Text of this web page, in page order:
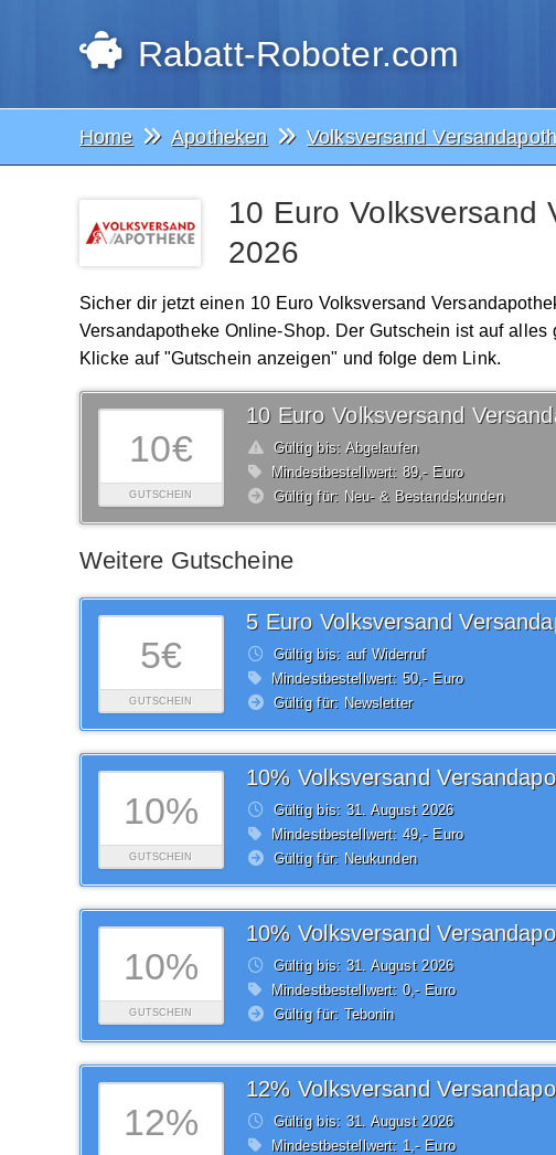
Rabatt-Roboter.com
Home Apotheken Volksversand
10 Euro Volksversand
2026
Sicher dir jetzt einen 10 Euro Volksversand
Versandapotheke Online-Shop. Der Gutschein ist auf
Klicke auf "Gutschein anzeigen" und folge dem Link.
10€
GUTSCHEIN
Gültig bis: Abgelaufen
Mindestbestellwert: 89,- Euro
Gültig für: Neu- & Bestandskunden
Weitere Gutscheine
5€
GUTSCHEIN
Gültig bis: auf Widerruf
Mindestbestellwert: 50,- Euro
Gültig für: Newsletter
10%
GUTSCHEIN
Gültig bis: 31. August2026
Mindestbestellwert: 49,- Euro
Gültig für: Neukunden
10%
GUTSCHEIN
Gültig bis: 31. August2026
Mindestbestellwert: 0,- Euro
Gültig für: Tebonin
12% Gültig bis: 31. August2026
Mindestbestellwert: 1,- Euro